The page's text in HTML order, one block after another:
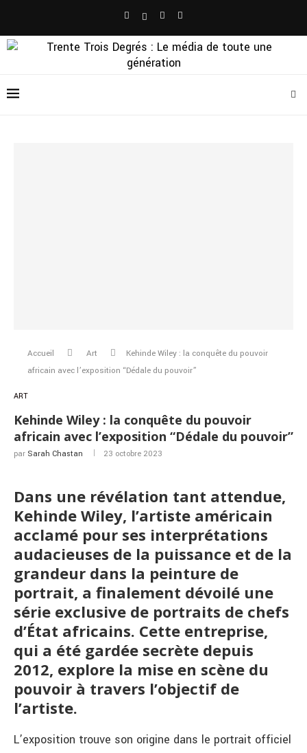
Accueil Art
Kehinde Wiley : la conquête du pouvoir
africain avec l’exposition “Dédale du pouvoir”
ART
Kehinde Wiley : la conquête du pouvoir
africain avec l’exposition “Dédale du pouvoir”
par Sarah Chastan 23 octobre 2023
Dans une révélation tant attendue,
Kehinde Wiley, l’artiste américain
acclamé pour ses interprétations
audacieuses de la puissance et de la
grandeur dans la peinture de
portrait, a finalement dévoilé une
série exclusive de portraits de chefs
d’État africains. Cette entreprise,
qui a été gardée secrète depuis
2012, explore la mise en scène du
pouvoir à travers l’objectif de
l’artiste.
L’exposition trouve son origine dans le portrait officiel